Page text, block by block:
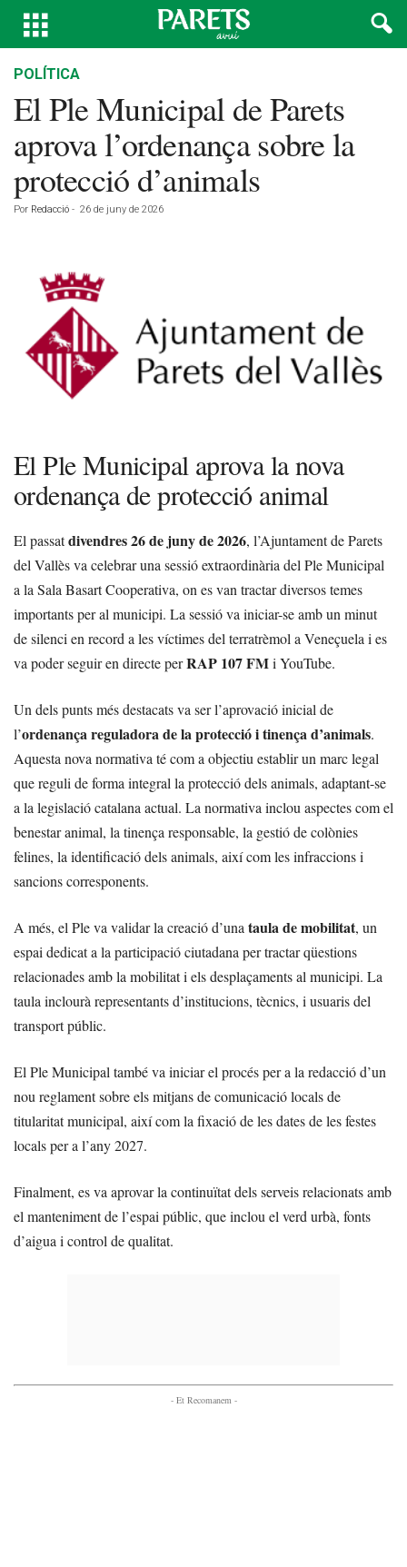
POLÍTICA
El Ple Municipal de Parets
aprova l’ordenança sobre la
protecció d’animals
Por Redacció - 26 de juny de 2026
El Ple Municipal aprova la nova
ordenança de protecció animal
El passatdivendres 26 de juny de 2026, l’Ajuntament de Parets
del Vallès va celebrar una sessió extraordinària del Ple Municipal
a la Sala Basart Cooperativa, on es van tractar diversos temes
importants per al municipi. La sessió va iniciar-se amb un minut
de silenci en record a les víctimes del terratrèmol a Veneçuela i es
va poder seguir en directe perRAP 107 FMi YouTube.
Un dels punts més destacats va ser l’aprovació inicial de
l’ordenança reguladora de la protecció i tinença d’animals.
Aquesta nova normativa té com a objectiu establir un marc legal
que reguli de forma integral la protecció dels animals, adaptant-se
a la legislació catalana actual. La normativa inclou aspectes com el
benestar animal, la tinença responsable, la gestió de colònies
felines, la identificació dels animals, així com les infraccions i
sancions corresponents.
A més, el Ple va validar la creació d’una taula de mobilitat, un
espai dedicat a la participació ciutadana per tractar qüestions
relacionades amb la mobilitat i els desplaçaments al municipi. La
taula inclourà representants d’institucions, tècnics, i usuaris del
transport públic.
El Ple Municipal també va iniciar el procés per a la redacció d’un
nou reglament sobre els mitjans de comunicació locals de
titularitat municipal, així com la fixació de les dates de les festes
locals per a l’any 2027.
Finalment, es va aprovar la continuïtat dels serveis relacionats amb
el manteniment de l’espai públic, que inclou el verd urbà, fonts
d’aigua i control de qualitat.
- Et Recomanem -